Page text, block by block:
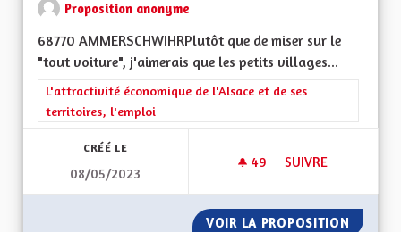
Proposition anonyme
68770 AMMERSCHWIHRPlutôt que de miser sur le
"tout voiture", j'aimerais que les petits villages...
Filtrer les résultats de la catégorie : L'attractivité
L'attractivité économique de l'Alsace et de ses
territoires, l'emploi
CRÉÉ LE
08/05/2023
49 49 ABONNÉS
SUIVRE
VOIR LA PROPOSITION